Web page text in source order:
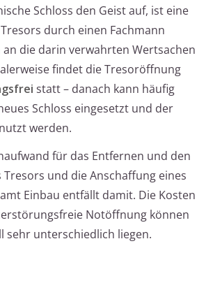
Schloss den Geist auf, ist eine
durch einen Fachmann
die darin verwahrten Wertsachen
findet die Tresoröffnung
statt – danach kann häufig
Schloss eingesetzt und der
werden.
für das Entfernen und den
und die Anschaffung eines
Einbau entfällt damit. Die Kosten
Notöffnung können
sehr unterschiedlich liegen.